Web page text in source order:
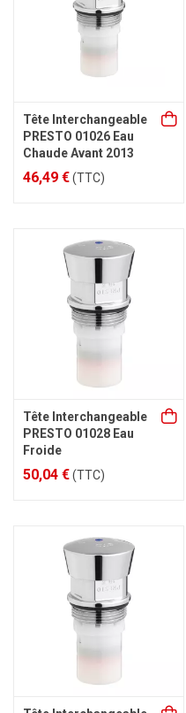
Tête Interchangeable
PRESTO 01026 Eau
Chaude Avant 2013
46,49 €(TTC)
Tête Interchangeable
PRESTO 01028 Eau
Froide
50,04 €(TTC)